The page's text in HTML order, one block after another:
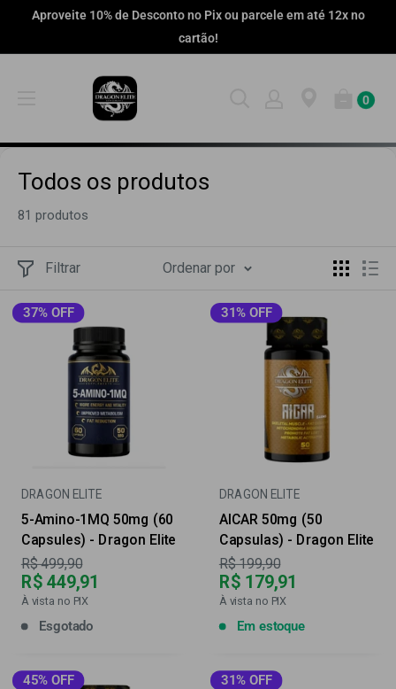
Aproveite 10% de Desconto no Pix ou parcele em até 12x no
cartão!
0
Todos os produtos
81 produtos
Filtrar Ordenar por
37% OFF
DRAGON ELITE
5-Amino-1MQ 50mg (60
Capsules) - Dragon Elite
Preço
R$ 499,90
R$ 449,91
À vista no PIX
Esgotado
31% OFF
DRAGON ELITE
AICAR 50mg (50
Capsulas) - Dragon Elite
Preço
R$ 199,90
R$ 179,91
À vista no PIX
Em estoque
45% OFF 31% OFF